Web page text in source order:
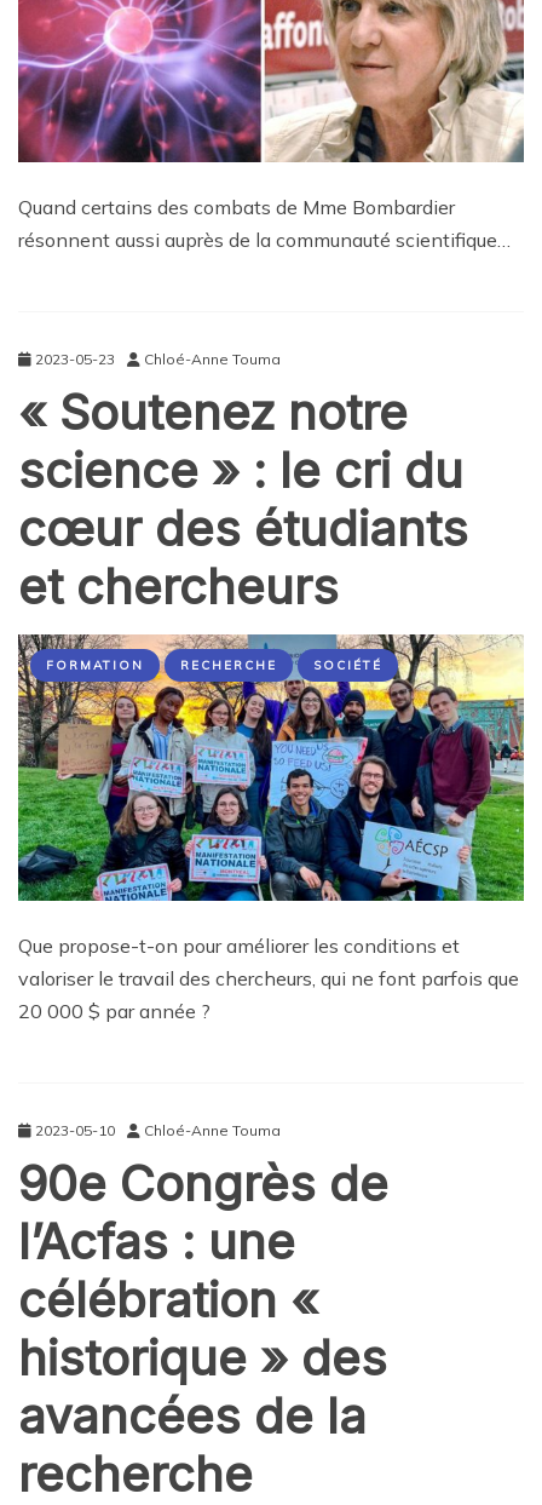
Quand certains des combats de Mme Bombardier
résonnent aussi auprès de la communauté scientifique…
2023-05-23 Chloé-Anne Touma
« Soutenez notre
science » : le cri du
cœur des étudiants
et chercheurs
FORMATION RECHERCHE SOCIÉTÉ
Que propose-t-on pour améliorer les conditions et
valoriser le travail des chercheurs, qui ne font parfois que
20 000 $ par année ?
2023-05-10 Chloé-Anne Touma
90e Congrès de
l’Acfas : une
célébration «
historique » des
avancées de la
recherche